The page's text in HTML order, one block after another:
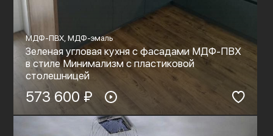
МДФ-ПВХ, МДФ-эмаль
Зеленая угловая кухня с фасадами МДФ-ПВХ
в стиле Минимализм с пластиковой
столешницей
573 600 ₽